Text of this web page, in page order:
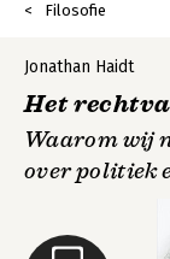
Filosofie
Jonathan Haidt
Het
Waarom wij
over politiek